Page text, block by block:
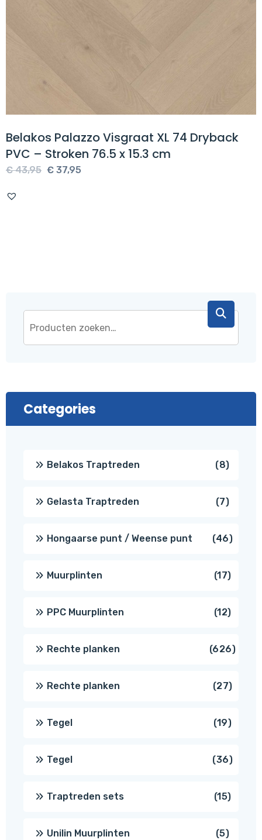
Belakos Palazzo Visgraat XL 74 Dryback
PVC – Stroken 76.5 x 15.3 cm
€43,95 Oorspronkelijke
€ 37,95
Categories
Belakos Traptreden 88
Gelasta Traptreden 77
Hongaarse punt / Weense punt 4646
Muurplinten 1717
PPC Muurplinten 1212
Rechte planken 626626
Rechte planken 2727
Tegel 1919
Tegel 3636
Traptreden sets 1515
Unilin Muurplinten 55